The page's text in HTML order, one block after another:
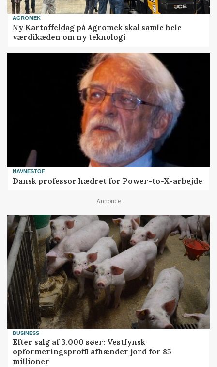
AGROMEK
Ny Kartoffeldag på Agromek skal samle hele
værdikæden om ny teknologi
NAVNESTOF
Dansk professor hædret for Power-to-X-arbejde
Annonce
BUSINESS
Efter salg af 3.000 søer: Vestfynsk
opformeringsprofil afhænder jord for 85
millioner